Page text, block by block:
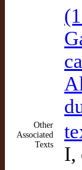
Other
Associated
Texts
I,